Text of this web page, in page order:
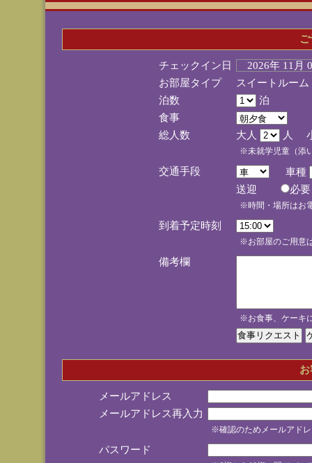
チェックイン日
2026年 11
お部屋タイプ
スイートルー
泊数
泊
食事
総人数
大人 人
※未就学児童（添
交通手段
車種
送迎
※時間・場所はお
到着予定時刻
※お部屋のご用意
備考欄
※お食事、ケーキ
メールアドレス
メールアドレス再入力
※確認のためメールアド
パスワード